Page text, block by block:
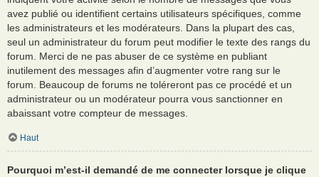
avez publié ou identifient certains utilisateurs spécifiques, comme
les administrateurs et les modérateurs. Dans la plupart des cas,
seul un administrateur du forum peut modifier le texte des rangs du
forum. Merci de ne pas abuser de ce système en publiant
inutilement des messages afin d’augmenter votre rang sur le
forum. Beaucoup de forums ne toléreront pas ce procédé et un
administrateur ou un modérateur pourra vous sanctionner en
abaissant votre compteur de messages.
Haut
Pourquoi m’est-il demandé de me connecter lorsque je clique